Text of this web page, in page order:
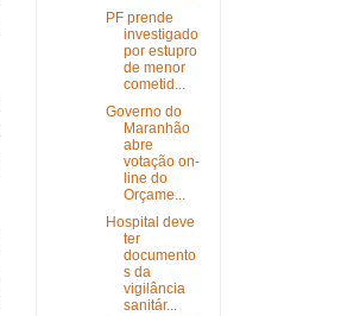
PF prende
investigado
por estupro
de menor
cometid...
Governo do
Maranhão
abre
votação on-
line do
Orçame...
Hospital deve
ter
documento
s da
vigilância
sanitár...